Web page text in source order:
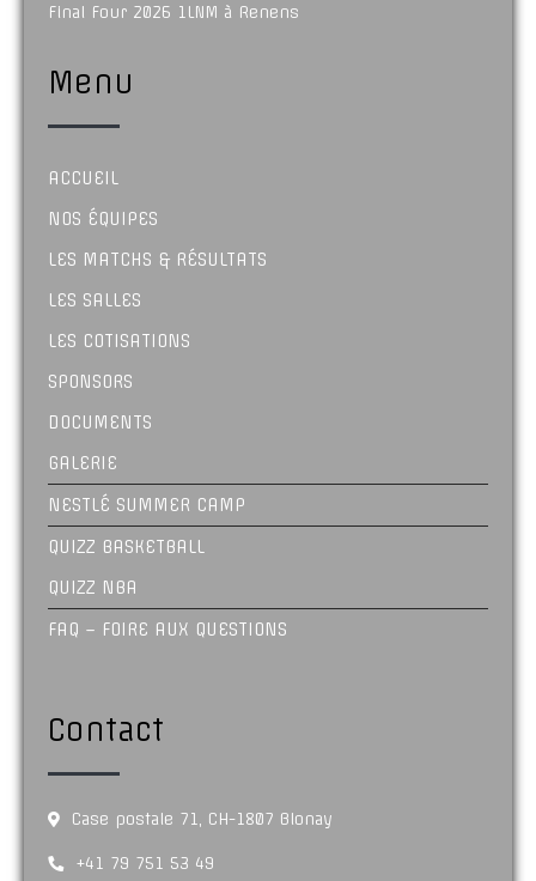
Final Four 2026 1LNM à Renens
Menu
ACCUEIL
NOS ÉQUIPES
LES MATCHS & RÉSULTATS
LES SALLES
LES COTISATIONS
SPONSORS
DOCUMENTS
GALERIE
NESTLÉ SUMMER CAMP
QUIZZ BASKETBALL
QUIZZ NBA
FAQ – FOIRE AUX QUESTIONS
Contact
Case postale 71, CH-1807 Blonay
+41 79 751 53 49